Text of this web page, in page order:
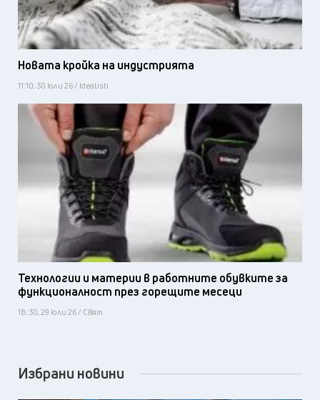
Новата кройка на индустрията
11:10, 30 юли 26 / Idealisti
Технологии и материи в работните обувките за
функционалност през горещите месеци
18:30, 29 юли 26 / Свят
Избрани новини